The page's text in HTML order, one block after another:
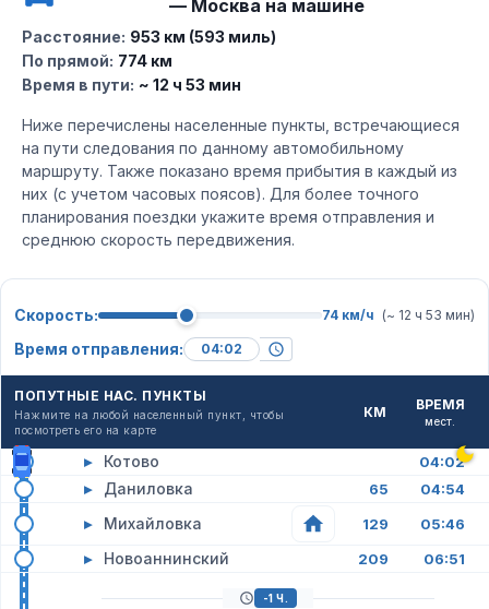
— Москва на машине
Расстояние: 953 км (593 миль)
По прямой: 774 км
Время в пути: ~ 12 ч 53 мин
Ниже перечислены населенные пункты, встречающиеся
на пути следования по данному автомобильному
маршруту. Также показано время прибытия в каждый из
них (с учетом часовых поясов). Для более точного
планирования поездки укажите время отправления и
среднюю скорость передвижения.
Скорость: 74 км/ч (~ 12 ч 53 мин)
Время отправления:
ПОПУТНЫЕ НАС. ПУНКТЫ
Нажмите на любой населенный пункт, чтобы
посмотреть его на карте
КМ ВРЕМЯ
мест.
▸ Котово 04:02
▸ Даниловка 65 04:54
▸ Михайловка 129 05:46
▸ Новоаннинский 209 06:51
-1 Ч.